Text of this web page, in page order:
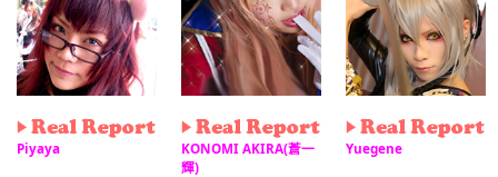
Piyaya
KONOMI AKIRA(蒼一
輝)
Yuegene